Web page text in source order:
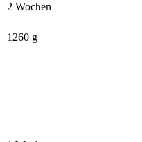
2 Wochen
1260 g